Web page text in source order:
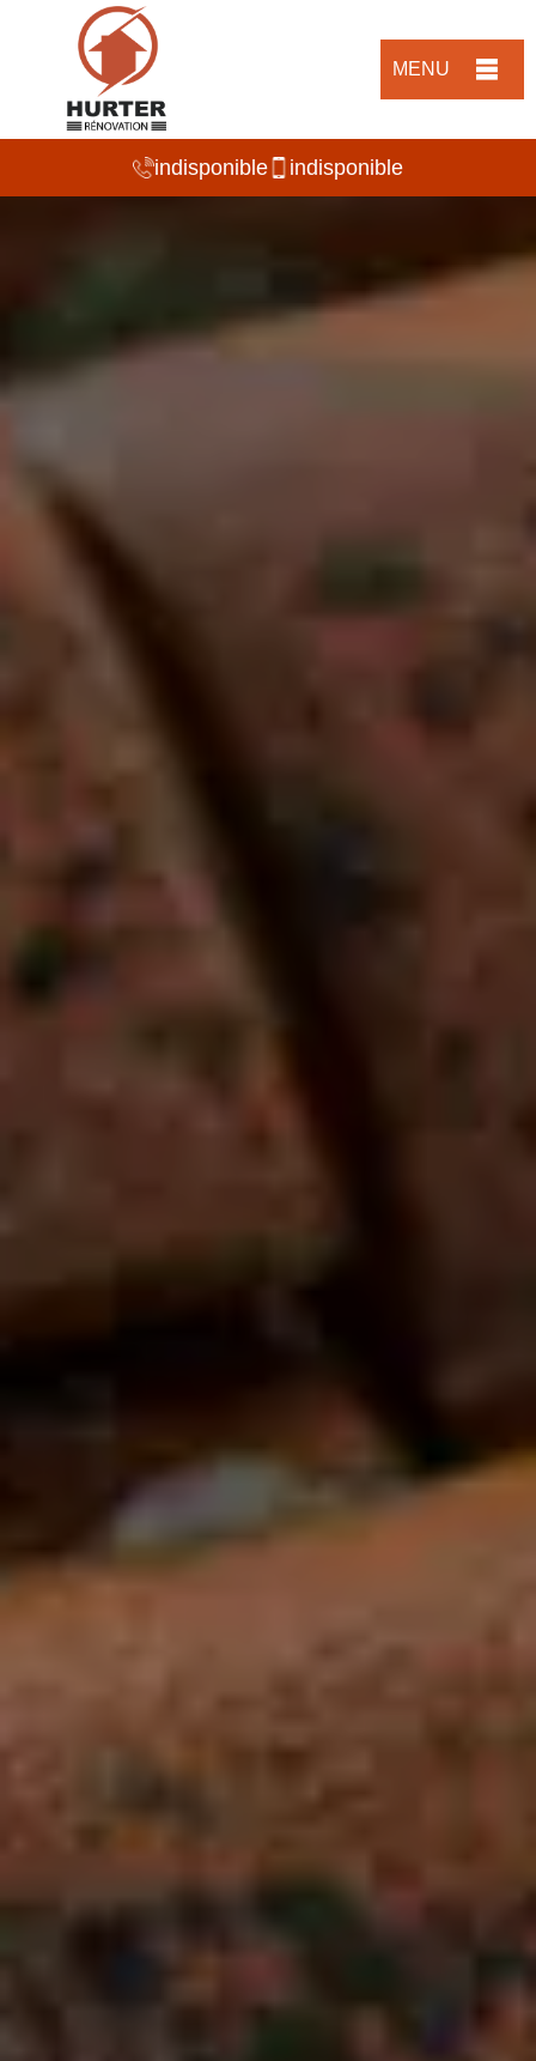
MENU
indisponible indisponible